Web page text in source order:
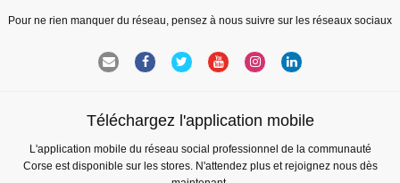
Pour ne rien manquer du réseau, pensez à nous suivre sur les réseaux sociaux
Téléchargez l'application mobile
L'application mobile du réseau social professionnel de la communauté
Corse est disponible sur les stores. N'attendez plus et rejoignez nous dès